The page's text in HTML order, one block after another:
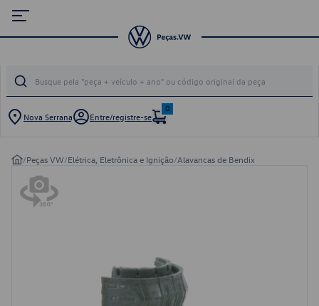
Nova Serrana Entre/registre-se
0
/Peças VW/Elétrica, Eletrônica e Ignição/Alavancas de Bendix